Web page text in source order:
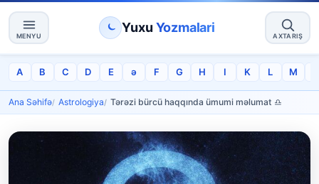
MENYU
Yuxu Yozmalari
AXTARIŞ
A B C D E ə F G H I K L M
Ana Səhifə Astrologiya Tərəzi bürcü haqqında ümumi məlumat ♎